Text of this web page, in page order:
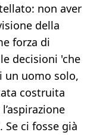
non aver
della
forza di
decisioni 'che
un uomo solo,
costruita
ci fosse già